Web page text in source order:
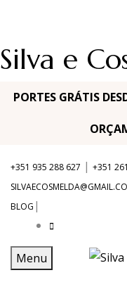
Silva e
PORTES GRÁTIS
+351 935 288 627 | +351
BLOG |
Menu